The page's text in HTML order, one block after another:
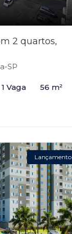
2 quartos,
SP
1 Vaga 56 m²
Lançamento